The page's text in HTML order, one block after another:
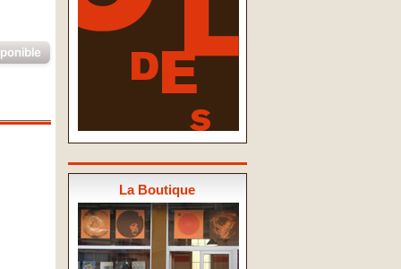
La Boutique